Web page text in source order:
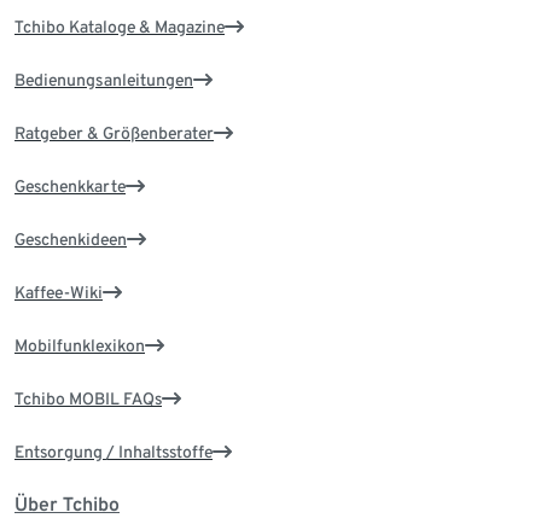
Tchibo Kataloge & Magazine
Bedienungsanleitungen
Ratgeber & Größenberater
Geschenkkarte
Geschenkideen
Kaffee-Wiki
Mobilfunklexikon
Tchibo MOBIL FAQs
Entsorgung / Inhaltsstoffe
Über Tchibo